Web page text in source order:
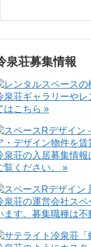
泉荘募集情報
泉荘ギャラリーや
はこちら »
泉荘の入居募集情
覧ください。 »
泉荘の運営会社ス
ます。募集職種は